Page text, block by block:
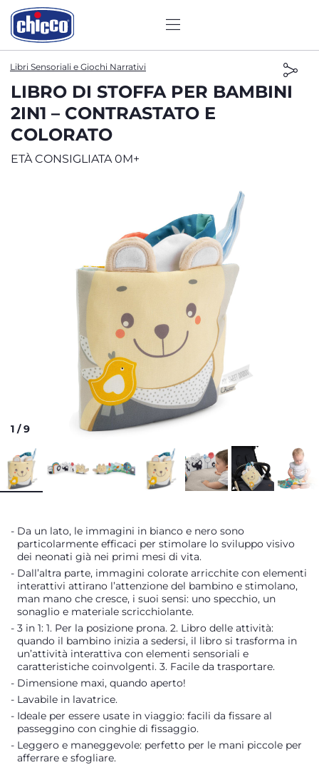
Libri Sensoriali e Giochi Narrativi
LIBRO DI STOFFA PER BAMBINI
2IN1 – CONTRASTATO E
COLORATO
ETÀ CONSIGLIATA 0M+
1 /9
Da un lato, le immagini in bianco e nero sono
particolarmente efficaci per stimolare lo sviluppo visivo
dei neonati già nei primi mesi di vita.
Dall’altra parte, immagini colorate arricchite con elementi
interattivi attirano l’attenzione del bambino e stimolano,
man mano che cresce, i suoi sensi: uno specchio, un
sonaglio e materiale scricchiolante.
3 in 1: 1. Per la posizione prona. 2. Libro delle attività:
quando il bambino inizia a sedersi, il libro si trasforma in
un’attività interattiva con elementi sensoriali e
caratteristiche coinvolgenti. 3. Facile da trasportare.
Dimensione maxi, quando aperto!
Lavabile in lavatrice.
Ideale per essere usate in viaggio: facili da fissare al
passeggino con cinghie di fissaggio.
Leggero e maneggevole: perfetto per le mani piccole per
afferrare e sfogliare.